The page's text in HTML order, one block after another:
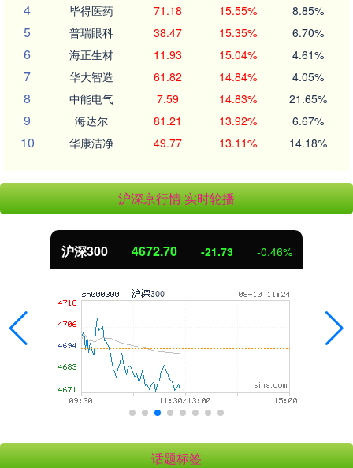
4 毕得医药 71.18 15.55% 8.85%
5 普瑞眼科 38.47 15.35% 6.70%
6 海正生材 11.93 15.04% 4.61%
7 华大智造 61.82 14.84% 4.05%
8 中能电气 7.59 14.83% 21.65%
9 海达尔 81.21 13.92% 6.67%
10 华康洁净 49.77 13.11% 14.18%
沪深京行情 实时轮播
沪深300 4672.70 -21.73 -0.46%
话题标签